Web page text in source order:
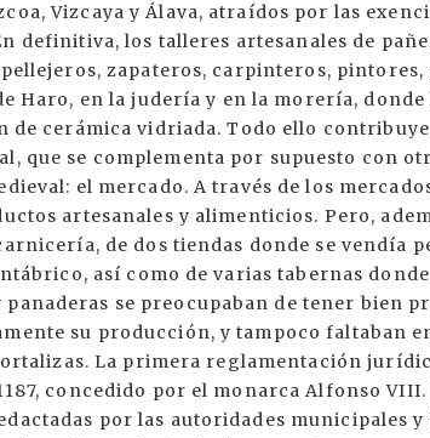
Vizcaya y Álava, atraídos por las
definitiva, los talleres artesanales de
zapateros, carpinteros,
Haro, en la judería y en la morería, donde
de cerámica vidriada. Todo ello
que se complementa por supuesto con
el mercado. A través de los
artesanales y alimenticios. Pero,
de dos tiendas donde se vendía
así como de varias tabernas
se preocupaban de tener bien
su producción, y tampoco faltaban
La primera reglamentación
concedido por el monarca Alfonso
por las autoridades municipales